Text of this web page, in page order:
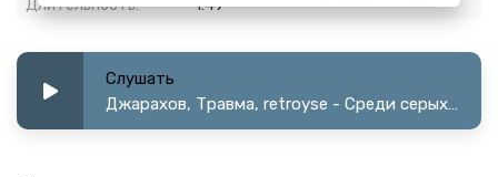
Длительность:
1:49
Слушать
Джарахов, Травма, retroyse - Среди серых облаков